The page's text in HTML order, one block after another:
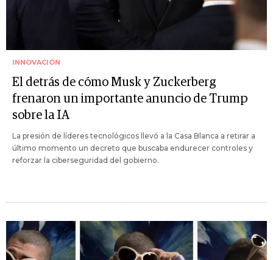
INNOVACIÓN
El detrás de cómo Musk y Zuckerberg
frenaron un importante anuncio de Trump
sobre la IA
La presión de líderes tecnológicos llevó a la Casa Blanca a retirar a
último momento un decreto que buscaba endurecer controles y
reforzar la ciberseguridad del gobierno.